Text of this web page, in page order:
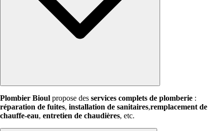
Plombier Bioul propose des services complets de plomberie :
réparation de fuites, installation de sanitaires,remplacement de
chauffe-eau, entretien de chaudières, etc.